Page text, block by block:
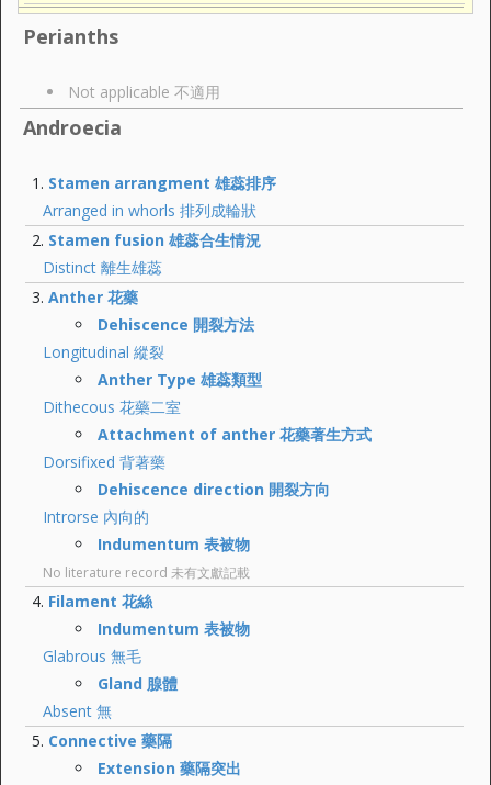
Perianths
Not applicable 不適用
Androecia
Stamen arrangment 雄蕊排序
Arranged in whorls 排列成輪狀
Stamen fusion 雄蕊合生情況
Distinct 離生雄蕊
Anther 花藥
Dehiscence 開裂方法
Longitudinal 縱裂
Anther Type 雄蕊類型
Dithecous 花藥二室
Attachment of anther 花藥著生方式
Dorsifixed 背著藥
Dehiscence direction 開裂方向
Introrse 內向的
Indumentum 表被物
No literature record 未有文獻記載
Filament 花絲
Indumentum 表被物
Glabrous 無毛
Gland 腺體
Absent 無
Connective 藥隔
Extension 藥隔突出